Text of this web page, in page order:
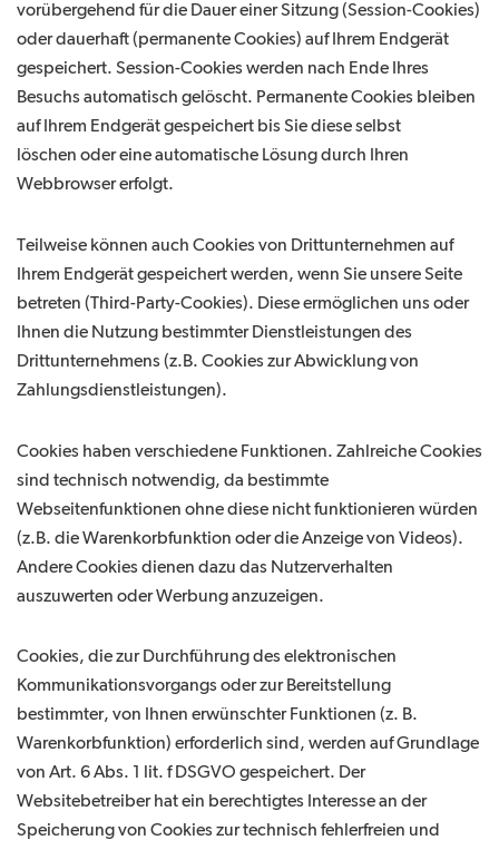
vorübergehend für die Dauer einer Sitzung (Session-Cookies)
oder dauerhaft (permanente Cookies) auf Ihrem Endgerät
gespeichert. Session-Cookies werden nach Ende Ihres
Besuchs automatisch gelöscht. Permanente Cookies bleiben
auf Ihrem Endgerät gespeichert bis Sie diese selbst
löschen oder eine automatische Lösung durch Ihren
Webbrowser erfolgt.
Teilweise können auch Cookies von Drittunternehmen auf
Ihrem Endgerät gespeichert werden, wenn Sie unsere Seite
betreten (Third-Party-Cookies). Diese ermöglichen uns oder
Ihnen die Nutzung bestimmter Dienstleistungen des
Drittunternehmens (z.B. Cookies zur Abwicklung von
Zahlungsdienstleistungen).
Cookies haben verschiedene Funktionen. Zahlreiche Cookies
sind technisch notwendig, da bestimmte
Webseitenfunktionen ohne diese nicht funktionieren würden
(z.B. die Warenkorbfunktion oder die Anzeige von Videos).
Andere Cookies dienen dazu das Nutzerverhalten
auszuwerten oder Werbung anzuzeigen.
Cookies, die zur Durchführung des elektronischen
Kommunikationsvorgangs oder zur Bereitstellung
bestimmter, von Ihnen erwünschter Funktionen (z. B.
Warenkorbfunktion) erforderlich sind, werden auf Grundlage
von Art. 6 Abs. 1 lit. f DSGVO gespeichert. Der
Websitebetreiber hat ein berechtigtes Interesse an der
Speicherung von Cookies zur technisch fehlerfreien und